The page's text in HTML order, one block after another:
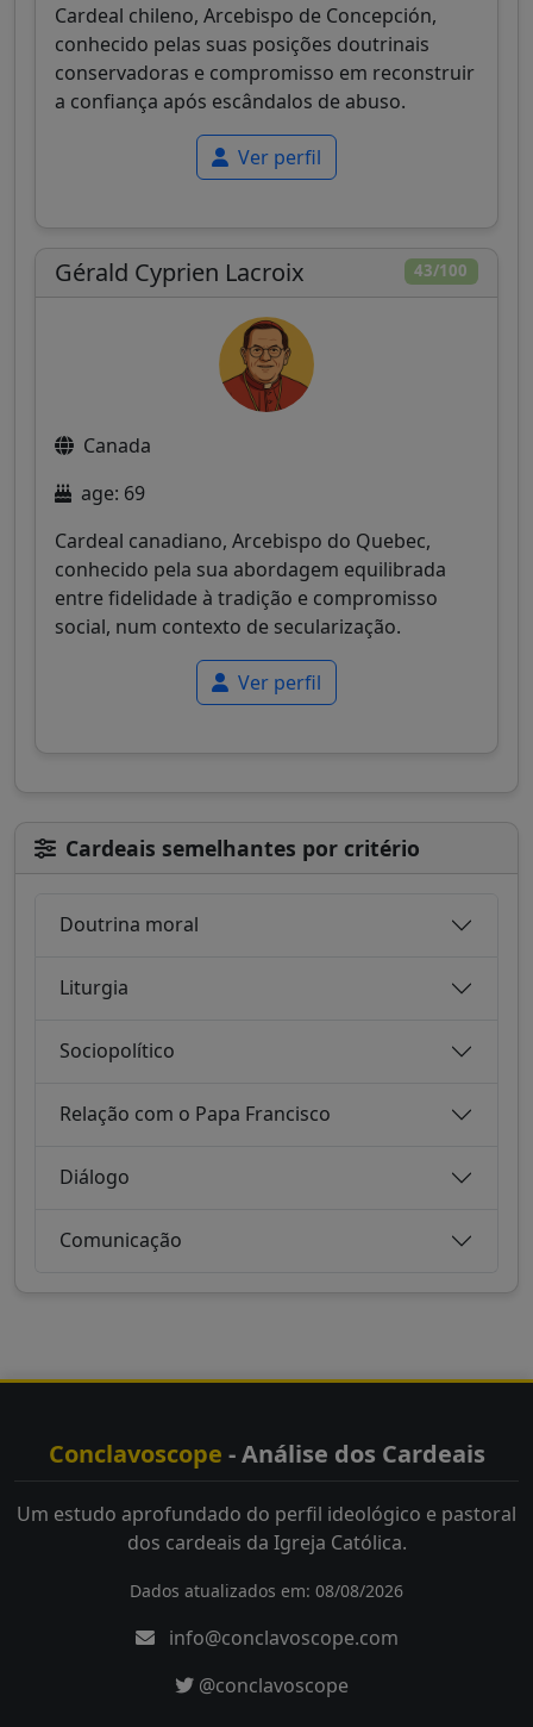
Cardeal chileno, Arcebispo de Concepción,
conhecido pelas suas posições doutrinais
conservadoras e compromisso em reconstruir
a confiança após escândalos de abuso.
Ver perfil
43/100
Gérald Cyprien Lacroix
Canada
age: 69
Cardeal canadiano, Arcebispo do Quebec,
conhecido pela sua abordagem equilibrada
entre fidelidade à tradição e compromisso
social, num contexto de secularização.
Ver perfil
Cardeais semelhantes por critério
Doutrina moral
Liturgia
Sociopolítico
Relação com o Papa Francisco
Diálogo
Comunicação
Conclavoscope - Análise dos Cardeais
Um estudo aprofundado do perfil ideológico e pastoral
dos cardeais da Igreja Católica.
Dados atualizados em: 08/08/2026
info@conclavoscope.com
@conclavoscope